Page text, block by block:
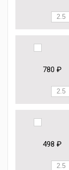
780 ₽
498 ₽